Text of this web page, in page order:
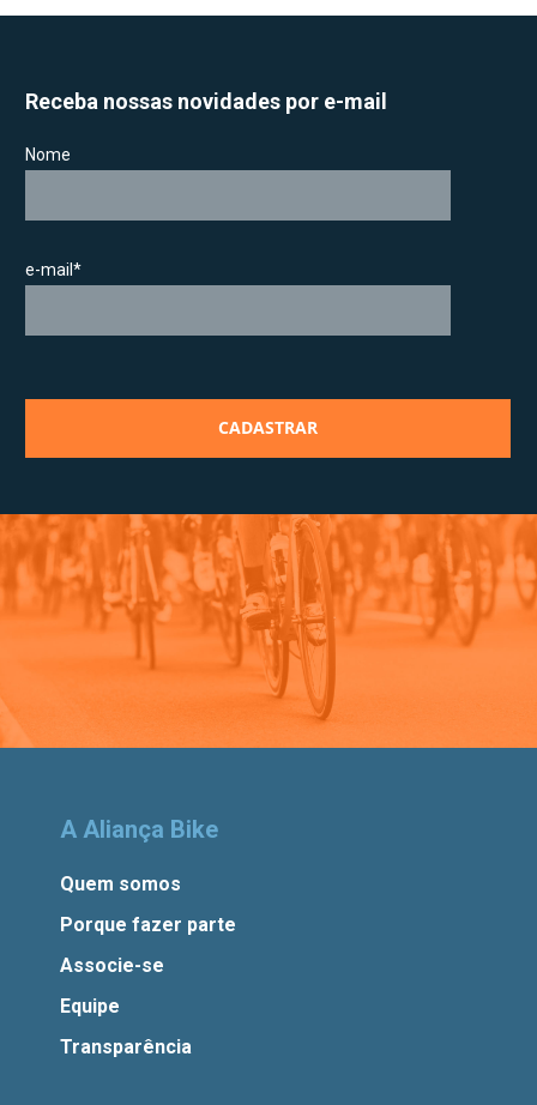
Receba nossas novidades por e-mail
Nome
e-mail*
A Aliança Bike
Quem somos
Porque fazer parte
Associe-se
Equipe
Transparência